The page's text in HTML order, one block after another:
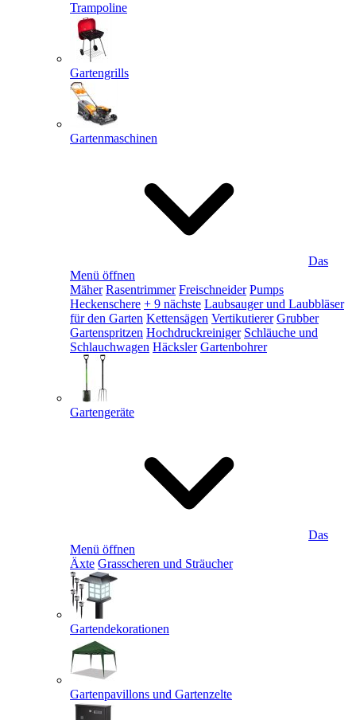
Trampoline
Gartengrills
Gartenmaschinen
Das
Menü öffnen
Mäher Rasentrimmer Freischneider Pumps
Heckenschere + 9 nächste Laubsauger und Laubbläser
für den Garten Kettensägen Vertikutierer Grubber
Gartenspritzen Hochdruckreiniger Schläuche und
Schlauchwagen Häcksler Gartenbohrer
Gartengeräte
Das
Menü öffnen
Äxte Grasscheren und Sträucher
Gartendekorationen
Gartenpavillons und Gartenzelte